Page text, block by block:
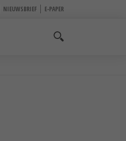
NIEUWSBRIEF E-PAPER